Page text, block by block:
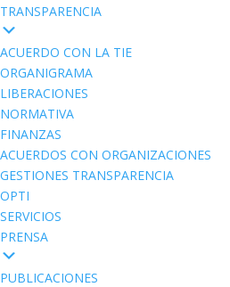
TRANSPARENCIA
ACUERDO CON LA TIE
ORGANIGRAMA
LIBERACIONES
NORMATIVA
FINANZAS
ACUERDOS CON ORGANIZACIONES
GESTIONES TRANSPARENCIA
OPTI
SERVICIOS
PRENSA
PUBLICACIONES